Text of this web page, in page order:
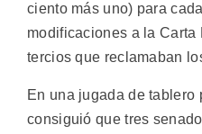
ciento más uno) para
modificaciones a la Carta
tercios que reclamaban
En una jugada de tablero
consiguió que tres